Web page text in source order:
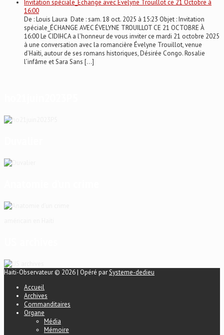
Invitation spéciale_Échange avec Évelyne Trouillot ce 21 Octobre à
16:00
De : Louis Laura Date : sam. 18 oct. 2025 à 15:23 Objet : Invitation
spéciale_ÉCHANGE AVEC ÉVELYNE TROUILLOT CE 21 OCTOBRE À
16:00 Le CIDIHCA a l’honneur de vous inviter ce mardi 21 octobre 2025
à une conversation avec la romancière Évelyne Trouillot, venue
d’Haïti, autour de ses romans historiques, Désirée Congo. Rosalie
l’infâme et Sara Sans […]
Haiti-Observateur © 2026 | Opéré parSysteme-dedieu
Accueil
Archives
Commanditaires
Organe
Média
Mémoire